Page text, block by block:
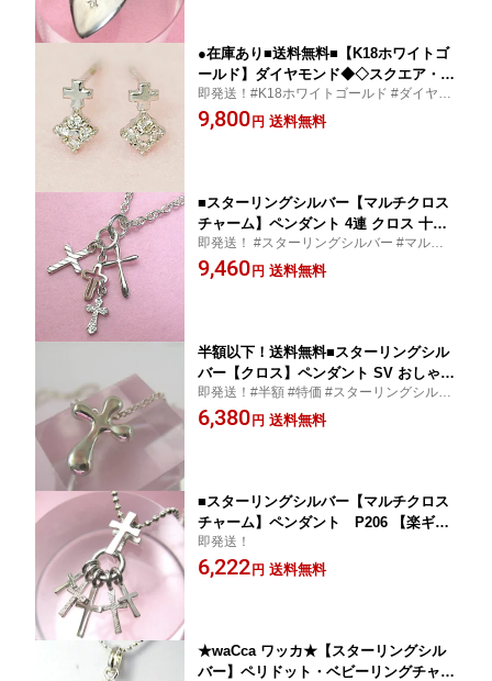
●在庫あり■送料無料■【K18ホワイトゴ
ールド】ダイヤモンド◆◇スクエア・ク
ロス・ピアス◆◇ スタッド型 両耳 刻印
入り WG 誕生石 4月 かわいい キュート
即発送！#K18ホワイトゴールド #ダイヤモ
ンド #スクエアクロス #ピアス #スタッド型
#両耳 #刻印入り #WG #誕生石 #4月 #かわ
9,800 円 送料無料
■スターリングシルバー【マルチクロス
チャーム】ペンダント 4連 クロス 十字
架 SV 刻印 おしゃれ ユニセックス デザ
イン GFP193【楽ギフ_包装選択】
即発送！ #スターリングシルバー #マルチク
ロスチャーム #ペンダント #4連 #クロス #
十字架 #SV #刻印 #おしゃれ #ユニセックス
9,460 円 送料無料
半額以下！送料無料■スターリングシル
バー【クロス】ペンダント SV おしゃれ
十字架 デザイン ユニセックス P-CROS
S-S 【楽ギフ_包装選択】プラタ
即発送！#半額 #特価 #スターリングシルバ
ー #クロス #ペンダント #SV #おしゃれ #十
字架 #デザイン #ユニセックス #プラタ
6,380 円 送料無料
■スターリングシルバー【マルチクロス
チャーム】ペンダント P206 【楽ギフ_
包装選択】 プラタ
即発送！
6,222 円 送料無料
★waCca ワッカ★【スターリングシル
バー】ペリドット・ベビーリングチャー